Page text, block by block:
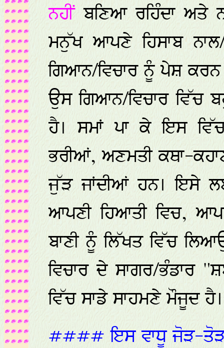
ਨਹੀਂਬਣਿਆ ਰਹਿੰਦਾ ਅਤੇ
ਮਨੁੱਖ ਆਪਣੇ ਹਿਸਾਬ
ਗਿਆਨ/ਵਿਚਾਰ ਨੂੰ ਪੇਸ਼
ਉਸ ਗਿਆਨ/ਵਿਚਾਰ ਵਿੱਚ
ਹੈ। ਸਮਾਂ ਪਾ ਕੇ ਇਸ
ਭਰੀਆਂ, ਅਣਮਤੀ ਕਥਾ-
ਜੁੱੜ ਜਾਂਦੀਆਂ ਹਨ। ਇਸੇ
ਆਪਣੀ ਹਿਆਤੀ ਵਿਚ,
ਬਾਣੀ ਨੂੰ ਲਿੱਖਤ ਵਿੱਚ
ਵਿਚਾਰ ਦੇ ਸਾਗਰ/ਭੰਡਾਰ
ਵਿੱਚ ਸਾਡੇ ਸਾਹਮਣੇ ਮੌਜੂਦ ਹੈ।
#### ਇਸ ਵਾਧੂ ਜੋੜ-